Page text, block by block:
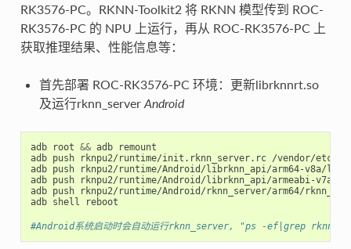
RK3576-PC。RKNN-Toolkit2 将 RKNN 模型传到 ROC-
RK3576-PC 的 NPU 上运行，再从 ROC-RK3576-PC 上
获取推理结果、性能信息等：
首先部署 ROC-RK3576-PC 环境：更新librknnrt.so
及运行rknn_server Android
adb root && adb remount
adb push rknpu2/runtime/init.rknn_server.rc /vendor/etc/
adb push rknpu2/runtime/Android/librknn_api/arm64-v8a/
adb push rknpu2/runtime/Android/librknn_api/armeabi-
adb push rknpu2/runtime/Android/rknn_server/arm64/
adb shell reboot
#Android系统启动时会自动运行rknn_server, "ps -ef|grep